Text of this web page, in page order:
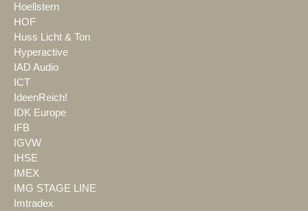
Hoellstern
HOF
Huss Licht & Ton
Hyperactive
IAD Audio
ICT
IdeenReich!
IDK Europe
IFB
IGVW
IHSE
IMEX
IMG STAGE LINE
Imtradex